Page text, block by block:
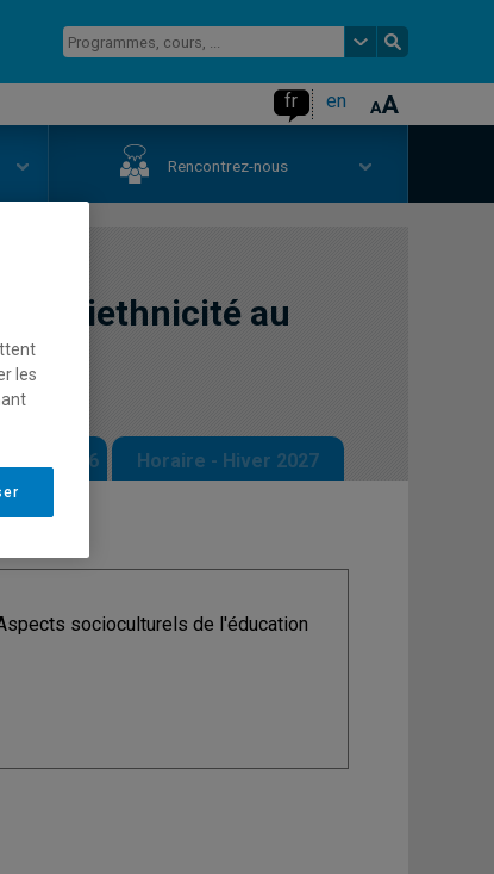
fr en
Rencontrez-nous
pluriethnicité au
2026 Horaire - Hiver 2027
socioculturels de l'éducation
les